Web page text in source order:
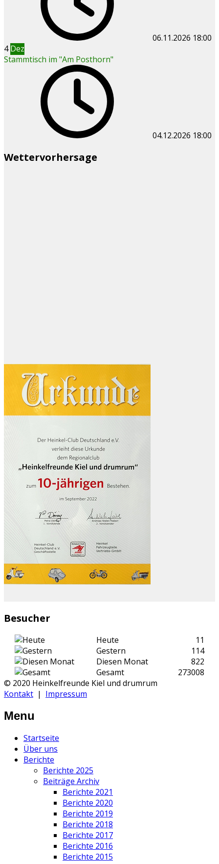
06.11.2026 18:00
4 Dez
Stammtisch im "Am Posthorn"
04.12.2026 18:00
Wettervorhersage
Besucher
Heute
11
Gestern
114
Diesen Monat
822
Gesamt
273008
© 2020 Heinkelfreunde Kiel und drumrum
Kontakt | Impressum
Menu
Startseite
Über uns
Berichte
Berichte 2025
Beiträge Archiv
Berichte 2021
Berichte 2020
Berichte 2019
Berichte 2018
Berichte 2017
Berichte 2016
Berichte 2015